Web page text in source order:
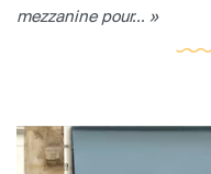
mezzanine pour... »